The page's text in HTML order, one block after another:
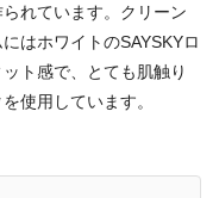
れています。クリーン
はホワイトのSAYSKYロ
ト感で、とても肌触り
使用しています。